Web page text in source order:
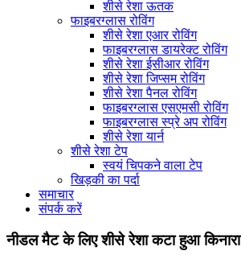
शीसे रेशा ऊतक
फाइबरग्लास रोविंग
शीसे रेशा एआर रोविंग
फाइबरग्लास डायरेक्ट रोविंग
शीसे रेशा ईसीआर रोविंग
शीसे रेशा जिप्सम रोविंग
शीसे रेशा पैनल रोविंग
फाइबरग्लास एसएमसी रोविंग
फाइबरग्लास स्प्रे अप रोविंग
शीसे रेशा यार्न
शीसे रेशा टेप
स्वयं चिपकने वाला टेप
खिड़की का पर्दा
समाचार
संपर्क करें
नीडल मैट के लिए शीसे रेशा कटा हुआ किनारा